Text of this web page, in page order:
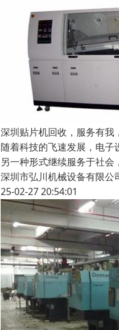
深圳贴片机回收，服务有我
随着科技的飞速发展，电
另一种形式继续服务于社
深圳市弘川机械设备有限公
25-02-27 20:54:01